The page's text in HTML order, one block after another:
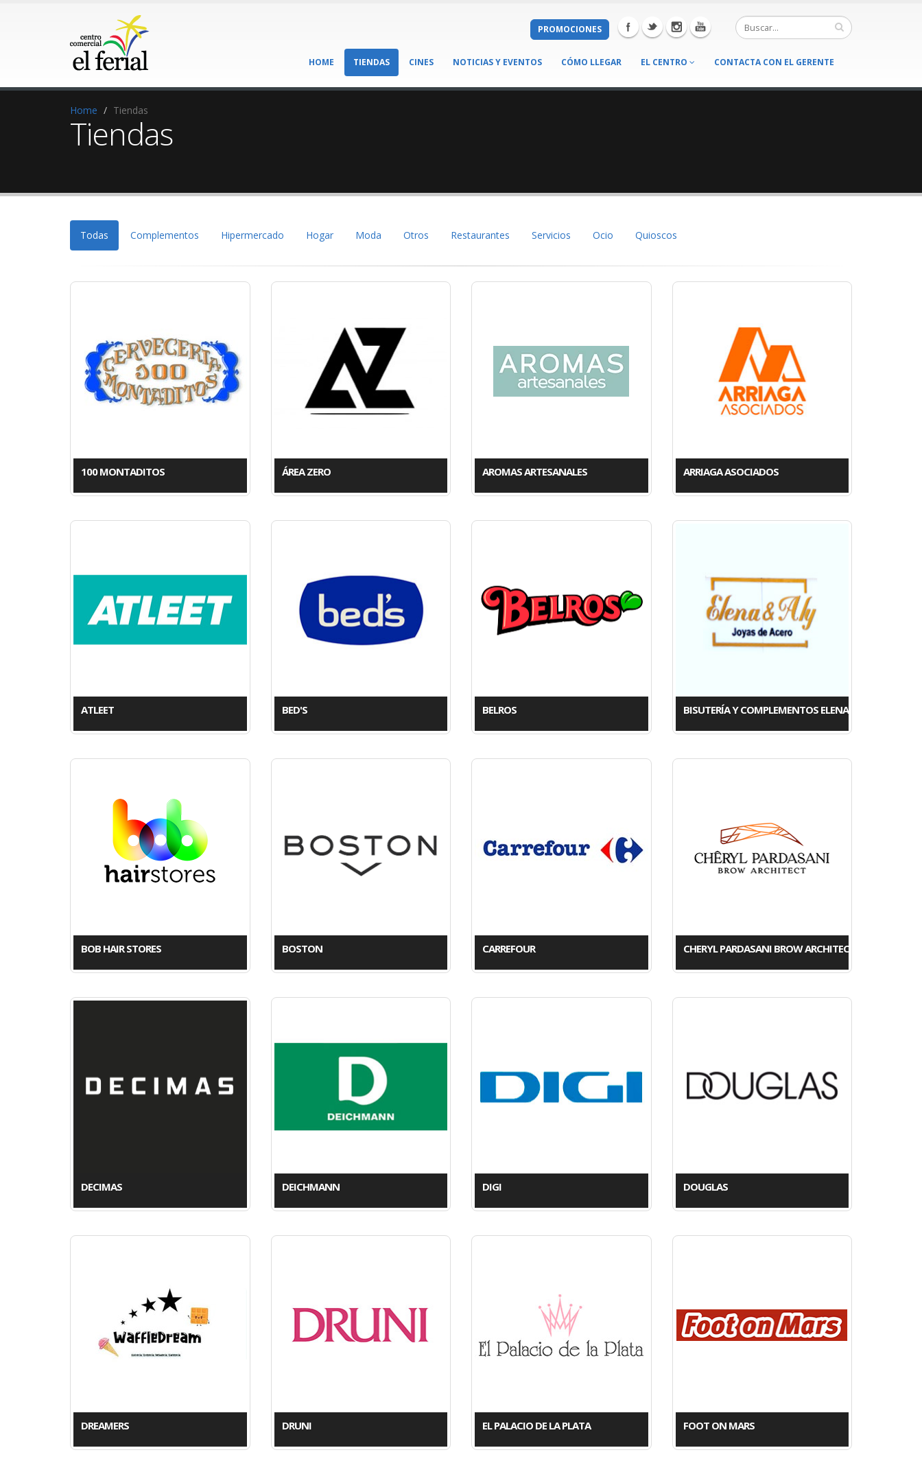
PROMOCIONES
HOME TIENDAS CINES NOTICIAS Y EVENTOS CÓMO LLEGAR EL CENTRO CONTACTA CON EL GERENTE
Home Tiendas
Tiendas
Todas Complementos Hipermercado Hogar Moda Otros Restaurantes Servicios Ocio Quioscos
100 MONTADITOS ÁREA ZERO AROMAS ARTESANALES ARRIAGA ASOCIADOS
ATLEET BED'S BELROS BISUTERÍA Y COMPLEMENTOS ELENA Y ALY
BOB HAIR STORES BOSTON CARREFOUR CHERYL PARDASANI BROW ARCHITECT
DECIMAS DEICHMANN DIGI DOUGLAS
DREAMERS DRUNI EL PALACIO DE LA PLATA FOOT ON MARS